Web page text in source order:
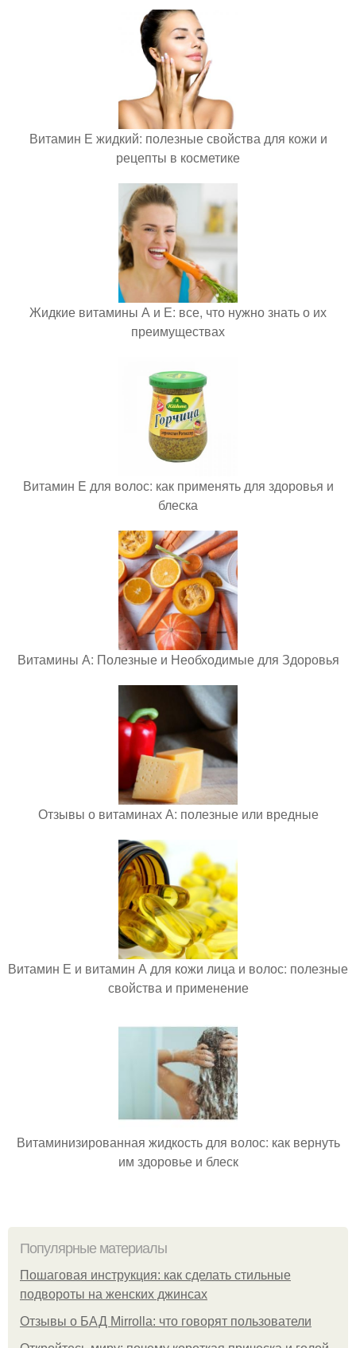
Витамин Е жидкий: полезные свойства для кожи и
рецепты в косметике
Жидкие витамины А и Е: все, что нужно знать о их
преимуществах
Витамин E для волос: как применять для здоровья и
блеска
Витамины А: Полезные и Необходимые для Здоровья
Отзывы о витаминах А: полезные или вредные
Витамин Е и витамин А для кожи лица и волос: полезные
свойства и применение
Витаминизированная жидкость для волос: как вернуть
им здоровье и блеск
Популярные материалы
Пошаговая инструкция: как сделать стильные
подвороты на женских джинсах
Отзывы о БАД Mirrolla: что говорят пользователи